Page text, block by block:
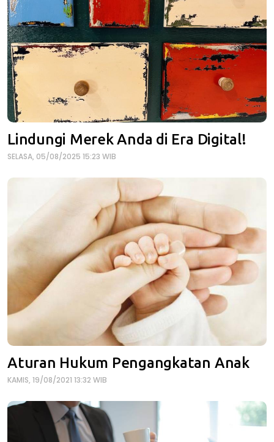
Lindungi Merek Anda di Era Digital!
SELASA, 05/08/2025 15:23 WIB
Aturan Hukum Pengangkatan Anak
KAMIS, 19/08/2021 13:32 WIB